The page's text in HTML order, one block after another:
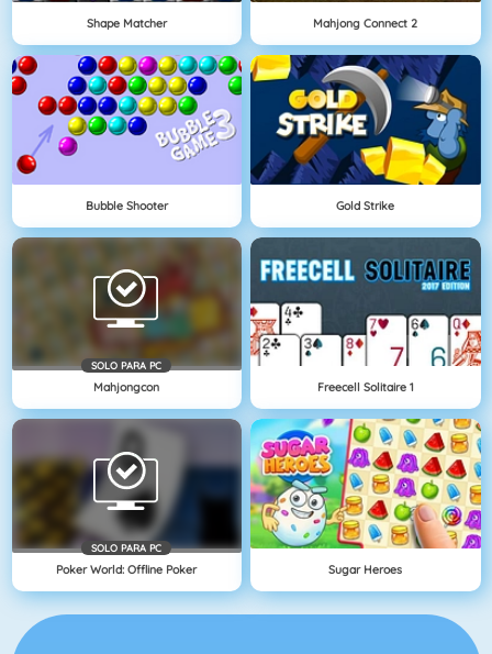
Shape Matcher Mahjong Connect 2
Bubble Shooter Gold Strike
SOLO PARA PC
Mahjongcon Freecell Solitaire 1
SOLO PARA PC
Poker World: Offline Poker Sugar Heroes